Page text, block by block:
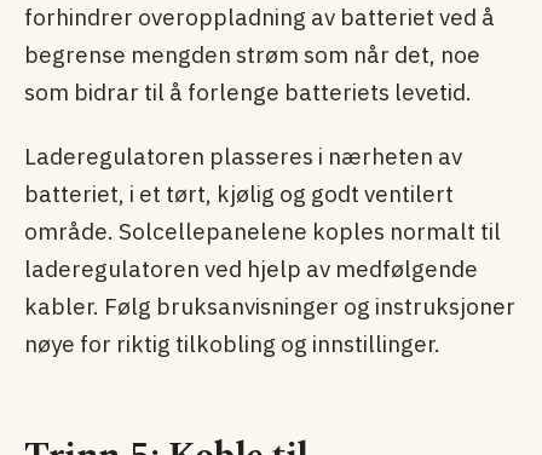
forhindrer overoppladning av batteriet ved å
begrense mengden strøm som når det, noe
som bidrar til å forlenge batteriets levetid.
Laderegulatoren plasseres i nærheten av
batteriet, i et tørt, kjølig og godt ventilert
område. Solcellepanelene koples normalt til
laderegulatoren ved hjelp av medfølgende
kabler. Følg bruksanvisninger og instruksjoner
nøye for riktig tilkobling og innstillinger.